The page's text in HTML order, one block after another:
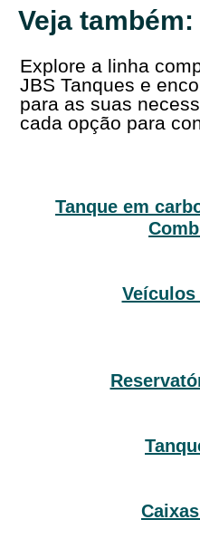
Veja também:
Explore a linha
JBS Tanques e
para as suas
cada opção para
Tanque em